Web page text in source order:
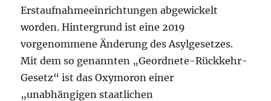
Erstaufnahmeeinrichtungen abgewickelt
worden. Hintergrund ist eine 2019
vorgenommene Änderung des Asylgesetzes.
Mit dem so genannten „Geordnete-Rückkehr-
Gesetz“ ist das Oxymoron einer
„unabhängigen staatlichen